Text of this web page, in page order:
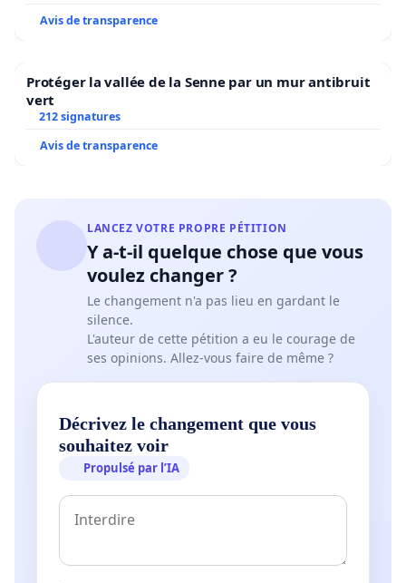
Avis de transparence
Protéger la vallée de la Senne par un mur antibruit
vert
212 signatures
Avis de transparence
LANCEZ VOTRE PROPRE PÉTITION
Y a-t-il quelque chose que vous
voulez changer ?
Le changement n'a pas lieu en gardant le
silence.
L'auteur de cette pétition a eu le courage de
ses opinions. Allez-vous faire de même ?
Décrivez le changement que vous
souhaitez voir
Propulsé par l’IA